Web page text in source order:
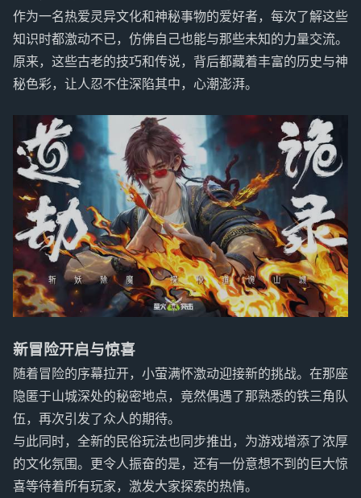
作为一名热爱灵异文化和神秘事物的爱好者，每次了解这些
知识时都激动不已，仿佛自己也能与那些未知的力量交流。
原来，这些古老的技巧和传说，背后都藏着丰富的历史与神
秘色彩，让人忍不住深陷其中，心潮澎湃。
新冒险开启与惊喜
随着冒险的序幕拉开，小萤满怀激动迎接新的挑战。在那座
隐匿于山城深处的秘密地点，竟然偶遇了那熟悉的铁三角队
伍，再次引发了众人的期待。
与此同时，全新的民俗玩法也同步推出，为游戏增添了浓厚
的文化氛围。更令人振奋的是，还有一份意想不到的巨大惊
喜等待着所有玩家，激发大家探索的热情。